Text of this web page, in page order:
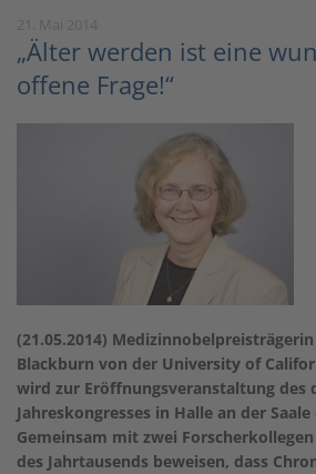
„Älter werden ist eine
offene Frage!“
(21.05.2014)
Blackburn von der University of
wird zur Eröffnungsveranstaltung des
Jahreskongresses in Halle an der
Gemeinsam mit zwei
des Jahrtausends beweisen, dass